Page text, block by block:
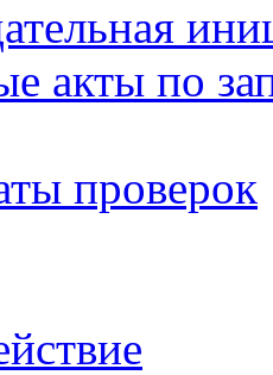
акты по
проверок